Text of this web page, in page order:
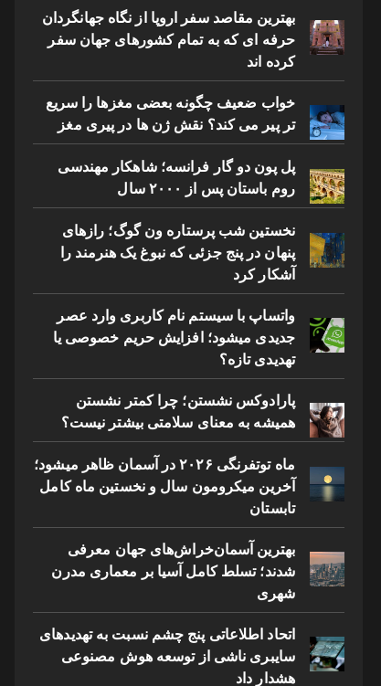
بهترین مقاصد سفر اروپا از نگاه جهانگردان
حرفه ای که به تمام کشورهای جهان سفر
کرده اند
خواب ضعیف چگونه بعضی مغزها را سریع
تر پیر می کند؟ نقش ژن ها در پیری مغز
پل پون دو گار فرانسه؛ شاهکار مهندسی
روم باستان پس از ۲۰۰۰ سال
نخستین شب پرستاره ون گوگ؛ رازهای
پنهان در پنج جزئی که نبوغ یک هنرمند را
آشکار کرد
واتساپ با سیستم نام کاربری وارد عصر
جدیدی میشود؛ افزایش حریم خصوصی یا
تهدیدی تازه؟
پارادوکس نشستن؛ چرا کمتر نشستن
همیشه به معنای سلامتی بیشتر نیست؟
ماه توتفرنگی ۲۰۲۶ در آسمان ظاهر میشود؛
آخرین میکرومون سال و نخستین ماه کامل
تابستان
بهترین آسمان‌خراش‌های جهان معرفی
شدند؛ تسلط کامل آسیا بر معماری مدرن
شهری
اتحاد اطلاعاتی پنج چشم نسبت به تهدیدهای
سایبری ناشی از توسعه هوش مصنوعی
هشدار داد